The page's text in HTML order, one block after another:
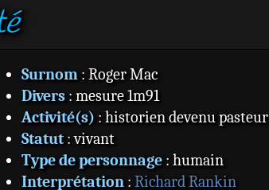
Surnom : Roger Mac
Divers : mesure 1m91
Activité(s) : historien devenu pasteur
Statut : vivant
Type de personnage : humain
Interprétation : Richard Rankin